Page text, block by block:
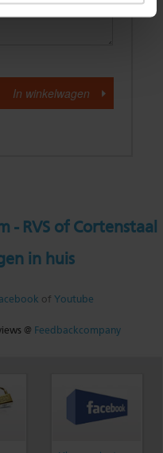
- RVS of Cortenstaal
in huis
of Youtube
@ Feedbackcompany